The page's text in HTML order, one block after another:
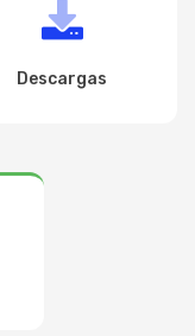
Descargas